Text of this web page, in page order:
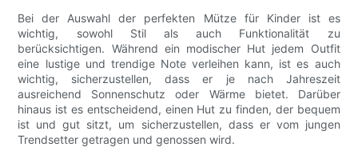
Bei der Auswahl der perfekten Mütze für Kinder ist es
wichtig, sowohl Stil als auch Funktionalität zu
berücksichtigen. Während ein modischer Hut jedem Outfit
eine lustige und trendige Note verleihen kann, ist es auch
wichtig, sicherzustellen, dass er je nach Jahreszeit
ausreichend Sonnenschutz oder Wärme bietet. Darüber
hinaus ist es entscheidend, einen Hut zu finden, der bequem
ist und gut sitzt, um sicherzustellen, dass er vom jungen
Trendsetter getragen und genossen wird.